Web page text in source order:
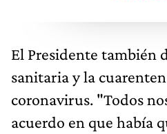
El Presidente también
sanitaria y la
coronavirus. "Todos
acuerdo en que había